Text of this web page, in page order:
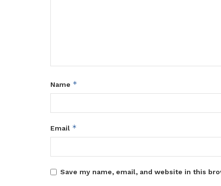
Name *
Email *
Save my name, email, and website in this